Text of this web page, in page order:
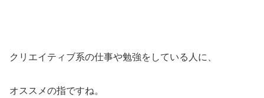
クリエイティブ系の仕事や勉強をしている人に、
オススメの指ですね。